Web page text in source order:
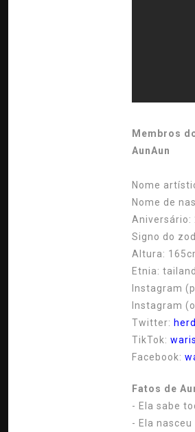
Membros
AunAun
Nome
Nome de
Aniversário:
Signo do
Altura:
Etnia:
Instagram
Instagram
Twitter:
TikTok:
Facebook:
Fatos de
- Ela sabe
- Ela nasceu